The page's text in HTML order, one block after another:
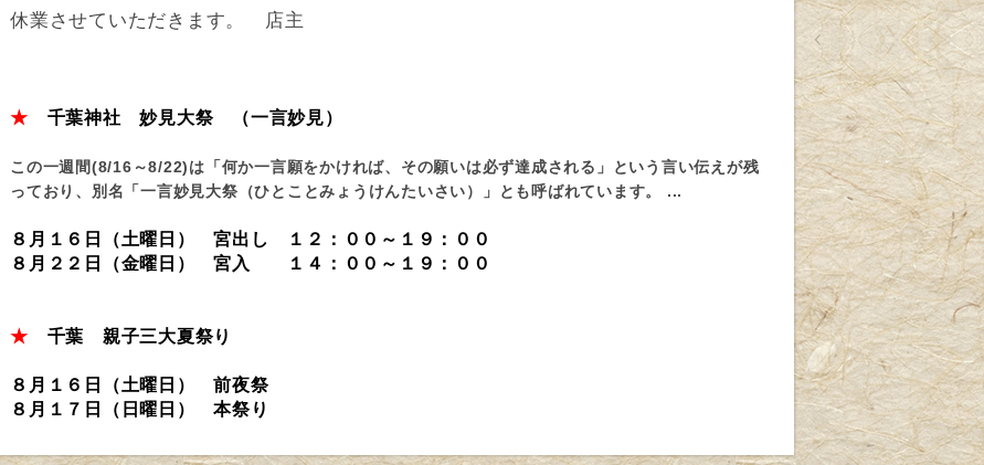
休業させていただきます。 店主
★ 千葉神社 妙見大祭 （一言妙見）
この一週間(8/16～8/22)は「何か一言願をかければ、その願いは必ず達成される」という言い伝えが残
っており、別名「一言妙見大祭（ひとことみょうけんたいさい）」とも呼ばれています。 ...
８月１６日（土曜日） 宮出し １２：００～１９：００
８月２２日（金曜日） 宮入 １４：００～１９：００
★ 千葉 親子三大夏祭り
８月１６日（土曜日） 前夜祭
８月１７日（日曜日） 本祭り